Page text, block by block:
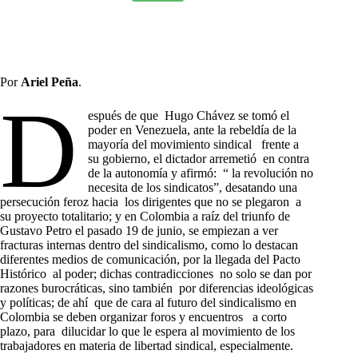
Por Ariel Peña.
D
espués de que Hugo Chávez se tomó el
poder en Venezuela, ante la rebeldía de la
mayoría del movimiento sindical frente a
su gobierno, el dictador arremetió en contra
de la autonomía y afirmó: “ la revolución no
necesita de los sindicatos”, desatando una
persecución feroz hacia los dirigentes que no se plegaron a
su proyecto totalitario; y en Colombia a raíz del triunfo de
Gustavo Petro el pasado 19 de junio, se empiezan a ver
fracturas internas dentro del sindicalismo, como lo destacan
diferentes medios de comunicación, por la llegada del Pacto
Histórico al poder; dichas contradicciones no solo se dan por
razones burocráticas, sino también por diferencias ideológicas
y políticas; de ahí que de cara al futuro del sindicalismo en
Colombia se deben organizar foros y encuentros a corto
plazo, para dilucidar lo que le espera al movimiento de los
trabajadores en materia de libertad sindical, especialmente.